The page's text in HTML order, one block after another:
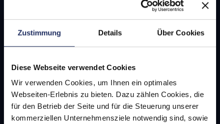
Zustimmung Details Über Cookies
Diese Webseite verwendet Cookies
Wir verwenden Cookies, um Ihnen ein optimales
Webseiten-Erlebnis zu bieten. Dazu zählen Cookies, die
für den Betrieb der Seite und für die Steuerung unserer
kommerziellen Unternehmensziele notwendig sind, sowie
Apple iPhone 16e
Apple iPhone 16 Plus
Apple iPhone 16 Pro
Apple iPhone 16 Pro Max